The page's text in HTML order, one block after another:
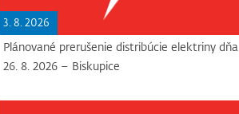
3. 8. 2026
Plánované prerušenie distribúcie elektriny dňa
26. 8. 2026 – Biskupice